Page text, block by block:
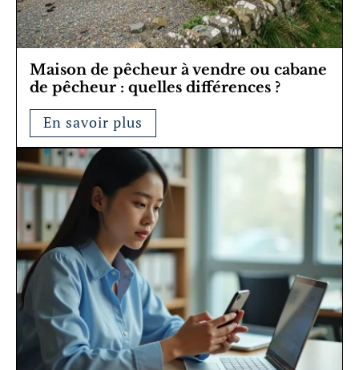
Maison de pêcheur à vendre ou cabane
de pêcheur : quelles différences ?
En savoir plus